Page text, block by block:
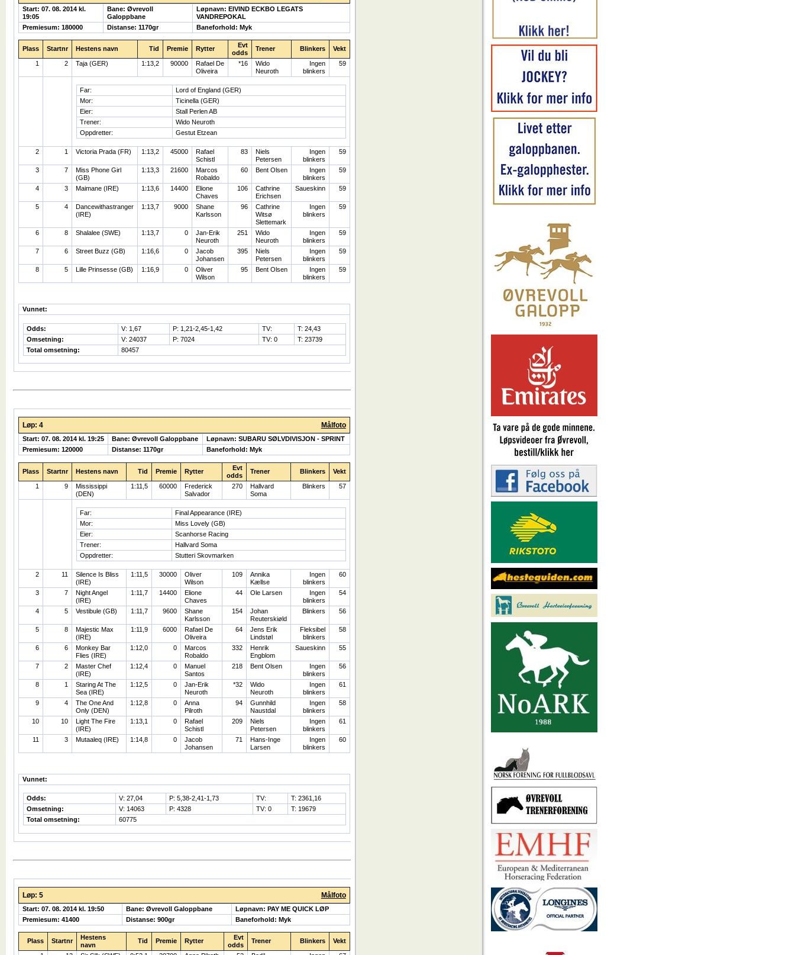
Start: 07. 08. 2014 kl.
19:05
Bane: Øvrevoll
Galoppbane
Løpnavn: EIVIND ECKBO LEGATS
VANDREPOKAL
Premiesum: 180000
Distanse: 1170gr Baneforhold: Myk
Plass Startnr Hestens navn Tid Premie Rytter
Evt
odds
Trener Blinkers Vekt
1 2 Taja (GER) 1:13,2 90000
Rafael De
Oliveira
*16
Wido
Neuroth
Ingen
blinkers
59
Far:
Lord of England (GER)
Mor:
Ticinella (GER)
Eier:
Stall Perlen AB
Trener:
Wido Neuroth
Oppdretter:
Gestut Etzean
2 1 Victoria Prada (FR) 1:13,2 45000
Rafael
Schistl
83
Niels
Petersen
Ingen
blinkers
59
3 7
Miss Phone Girl
(GB)
1:13,3 21600
Marcos
Robaldo
60 Bent Olsen
Ingen
blinkers
59
4 3 Maimane (IRE) 1:13,6 14400
Elione
Chaves
106
Cathrine
Erichsen
Saueskinn 59
5 4
Dancewithastranger
(IRE)
1:13,7 9000
Shane
Karlsson
96
Cathrine
Witsø
Slettemark
Ingen
blinkers
59
6 8 Shalalee (SWE) 1:13,7 0
Jan-Erik
Neuroth
251
Wido
Neuroth
Ingen
blinkers
59
7 6 Street Buzz (GB) 1:16,6 0
Jacob
Johansen
395
Niels
Petersen
Ingen
blinkers
59
8 5 Lille Prinsesse (GB) 1:16,9 0
Oliver
Wilson
95 Bent Olsen
Ingen
blinkers
59
Vunnet:
Odds: V: 1,67 P: 1,21-2,45-1,42 TV:
T: 24,43
Omsetning:
V: 24037 P: 7024 TV: 0
T: 23739
Total omsetning:
80457
Løp: 4 Målfoto
Start: 07. 08. 2014 kl. 19:25 Bane: Øvrevoll Galoppbane
Løpnavn: SUBARU SØLVDIVISJON - SPRINT
Premiesum: 120000
Distanse: 1170gr Baneforhold: Myk
Plass Startnr Hestens navn Tid Premie Rytter
Evt
odds
Trener Blinkers Vekt
1 9
Mississippi
(DEN)
1:11,5 60000
Frederick
Salvador
270
Hallvard
Soma
Blinkers 57
Far:
Final Appearance (IRE)
Mor:
Miss Lovely (GB)
Eier:
Scanhorse Racing
Trener:
Hallvard Soma
Oppdretter:
Stutteri Skovmarken
2 11
Silence Is Bliss
(IRE)
1:11,5 30000
Oliver
Wilson
109
Annika
Kællse
Ingen
blinkers
60
3 7
Night Angel
(IRE)
1:11,7 14400
Elione
Chaves
44 Ole Larsen
Ingen
blinkers
54
4 5 Vestibule (GB) 1:11,7 9600
Shane
Karlsson
154
Johan
Reuterskiøld
Blinkers 56
5 8
Majestic Max
(IRE)
1:11,9 6000
Rafael De
Oliveira
64
Jens Erik
Lindstøl
Fleksibel
blinkers
58
6 6
Monkey Bar
Flies (IRE)
1:12,0 0
Marcos
Robaldo
332
Henrik
Engblom
Saueskinn 55
7 2
Master Chef
(IRE)
1:12,4 0
Manuel
Santos
218 Bent Olsen
Ingen
blinkers
56
8 1
Staring At The
Sea (IRE)
1:12,5 0
Jan-Erik
Neuroth
*32
Wido
Neuroth
Ingen
blinkers
61
9 4
The One And
Only (DEN)
1:12,8 0
Anna
Pilroth
94
Gunnhild
Naustdal
Ingen
blinkers
58
10 10
Light The Fire
(IRE)
1:13,1 0
Rafael
Schistl
209
Niels
Petersen
Ingen
blinkers
61
11 3 Mutaaleq (IRE) 1:14,8 0
Jacob
Johansen
71
Hans-Inge
Larsen
Ingen
blinkers
60
Vunnet:
Odds: V: 27,04 P: 5,38-2,41-1,73 TV:
T: 2361,16
Omsetning:
V: 14063 P: 4328 TV: 0
T: 19679
Total omsetning:
60775
Løp: 5 Målfoto
Start: 07. 08. 2014 kl. 19:50 Bane: Øvrevoll Galoppbane
Løpnavn: PAY ME QUICK LØP
Premiesum: 41400
Distanse: 900gr Baneforhold: Myk
Plass Startnr
Hestens
navn
Tid Premie Rytter
Evt
odds
Trener Blinkers Vekt